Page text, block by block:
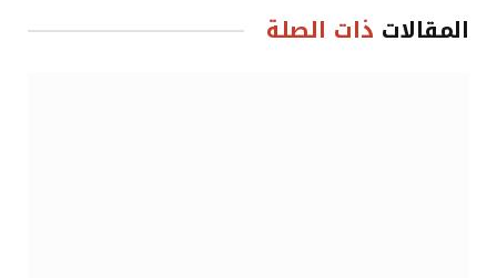
المقالات ذات الصلة